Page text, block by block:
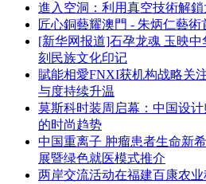
進入空洞：利用真空技術解
匠心銅藝耀澳門 - 朱炳仁藝術
[新华网报道]石孕龙魂 玉映
刻民族文化印记
賦能相愛FNXI获机构战略关
与度持续升温
莫斯科时装周启幕：中国设
的时尚趋势
中国重离子 肿瘤患者生命新
展暨绿色就医模式推介
两岸交流活动在福建百康农